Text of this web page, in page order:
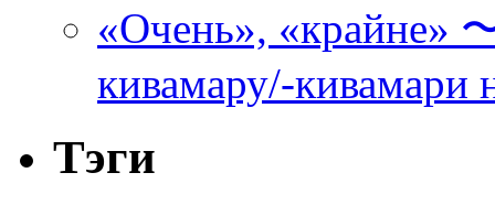
«Очень», «крайне»
кивамару/-кивамари
Тэги